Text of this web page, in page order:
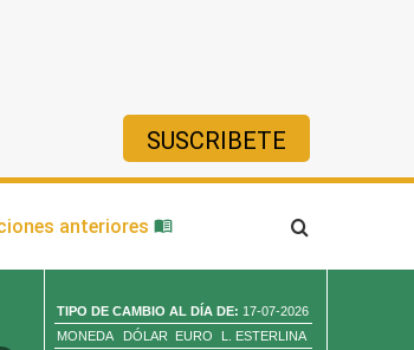
SUSCRIBETE
anteriores
TIPO DE CAMBIO AL DÍA DE: 17-07-2026
MONEDA
DÓLAR EURO
L. ESTERLINA